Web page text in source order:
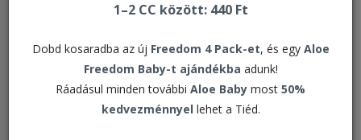
1–2 CC között: 440 Ft
Dobd kosaradba az új Freedom 4 Pack-et, és egy Aloe
Freedom Baby-t ajándékba adunk!
Ráadásul minden további Aloe Baby most 50%
kedvezménnyel lehet a Tiéd.